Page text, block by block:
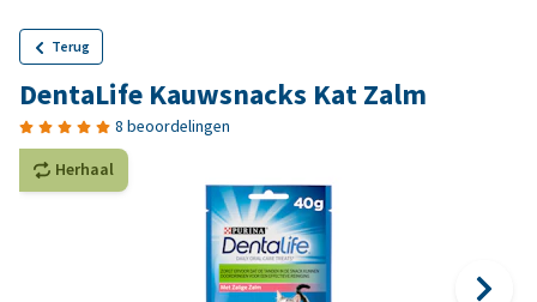
Terug
DentaLife Kauwsnacks Kat Zalm
8 beoordelingen
Herhaal